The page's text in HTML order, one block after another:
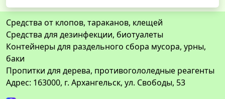
Средства от клопов, тараканов, клещей
Средства для дезинфекции, биотуалеты
Контейнеры для раздельного сбора мусора, урны,
баки
Пропитки для дерева, противогололедные реагенты
Адрес: 163000, г. Архангельск, ул. Свободы, 53